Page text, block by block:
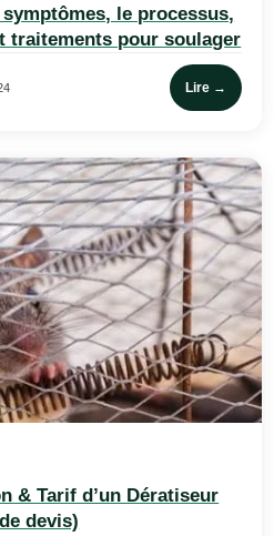
le processus,
traitements pour soulager
Lire →
& Tarif d’un Dératiseur
devis)